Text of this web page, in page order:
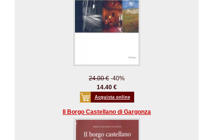
24.00 € -40%
14.40 €
Acquista online
Il Borgo Castellano di Gargonza